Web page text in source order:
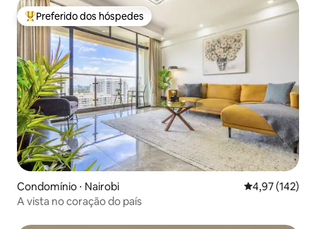
Entre os melhores preferidos dos hóspedes
Preferido dos hóspedes
Condomínio ⋅ Nairobi 4,97 de uma
4,97 (142)
A vista no coração do país